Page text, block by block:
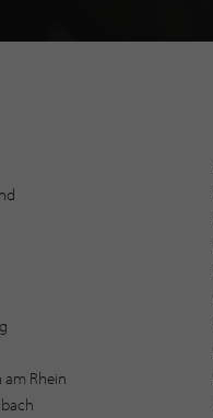
Rhein